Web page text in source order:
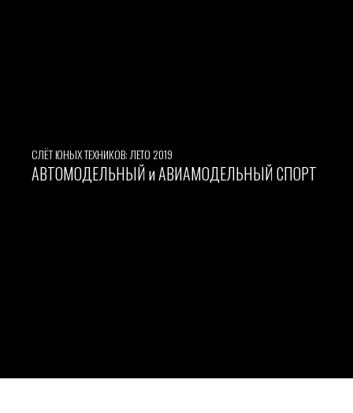
СЛЁТ ЮНЫХ ТЕХНИКОВ: ЛЕТО 2019
АВТОМОДЕЛЬНЫЙ и АВИАМОДЕЛЬНЫЙ СПОРТ